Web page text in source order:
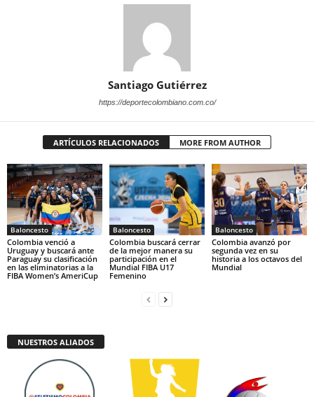
Santiago Gutiérrez
https://deportecolombiano.com.co/
ARTÍCULOS RELACIONADOS MORE FROM AUTHOR
Baloncesto
Colombia venció a
Uruguay y buscará ante
Paraguay su clasificación
en las eliminatorias a la
FIBA Women’s AmeriCup
Baloncesto
Colombia buscará cerrar
de la mejor manera su
participación en el
Mundial FIBA U17
Femenino
Baloncesto
Colombia avanzó por
segunda vez en su
historia a los octavos del
Mundial
NUESTROS ALIADOS